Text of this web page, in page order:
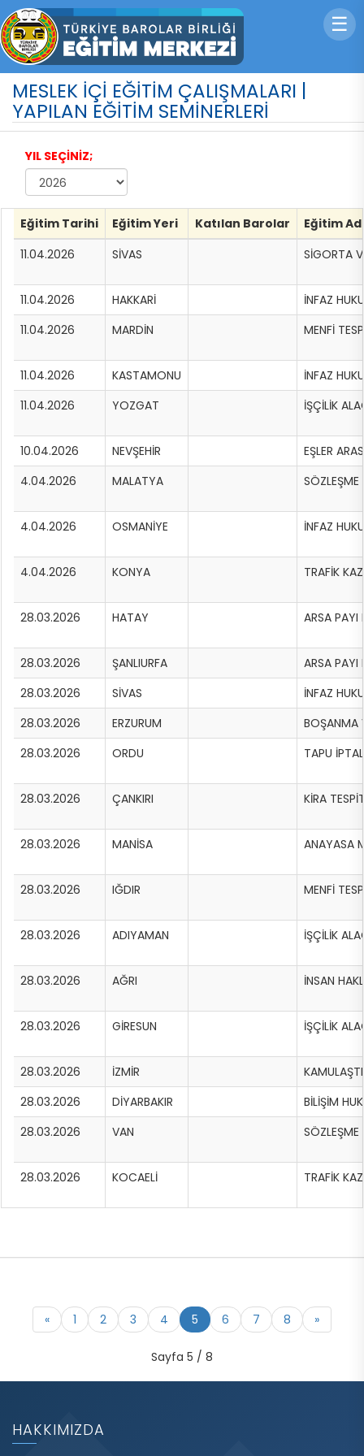
☰
MESLEK İÇİ EĞİTİM ÇALIŞMALARI |
YAPILAN EĞİTİM SEMİNERLERİ
YIL SEÇİNİZ;
Eğitim Tarihi Eğitim Yeri Katılan Barolar
Eğitim
11.04.2026
SİVAS SİGORTA
11.04.2026 HAKKARİ
İNFAZ
11.04.2026
MARDİN MENFİ
11.04.2026 KASTAMONU
İNFAZ
11.04.2026
YOZGAT İŞÇİLİK
10.04.2026 NEVŞEHİR
EŞLER
4.04.2026
MALATYA SÖZLEŞME
4.04.2026 OSMANİYE İNFAZ
4.04.2026 KONYA TRAFİK
28.03.2026 HATAY ARSA PAYI
28.03.2026 ŞANLIURFA
ARSA PAYI
28.03.2026
SİVAS
İNFAZ
28.03.2026
ERZURUM
BOŞANMA
28.03.2026
ORDU TAPU
28.03.2026 ÇANKIRI KİRA
28.03.2026 MANİSA ANAYASA
28.03.2026 IĞDIR MENFİ
28.03.2026 ADIYAMAN İŞÇİLİK
28.03.2026 AĞRI İNSAN
28.03.2026 GİRESUN İŞÇİLİK
28.03.2026 İZMİR
28.03.2026
DİYARBAKIR
BİLİŞİM
28.03.2026
VAN SÖZLEŞME
28.03.2026 KOCAELİ TRAFİK
« 1 2 3 4 5 6 7 8 »
Sayfa 5 / 8
HAKKIMIZDA